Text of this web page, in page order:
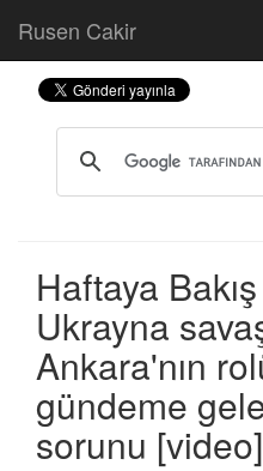
Rusen Cakir
Haftaya
Ukrayna
Ankara'nın
gündeme
sorunu